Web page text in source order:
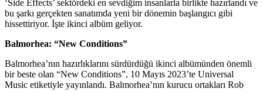
‘Side Effects’ sektördeki en sevdiğim insanlarla birlikte hazırlandı ve
bu şarkı gerçekten sanatımda yeni bir dönemin başlangıcı gibi
hissettiriyor. İşte ikinci albüm geliyor.
Balmorhea: “New Conditions”
Balmorhea’nın hazırlıklarını sürdürdüğü ikinci albümünden önemli
bir beste olan “New Conditions”, 10 Mayıs 2023’te Universal
Music etiketiyle yayınlandı. Balmorhea’nın kurucu ortakları Rob